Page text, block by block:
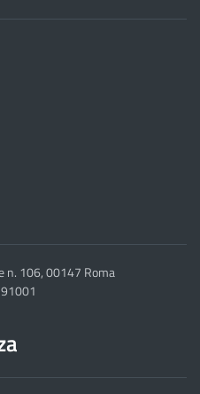
n. 106, 00147 Roma